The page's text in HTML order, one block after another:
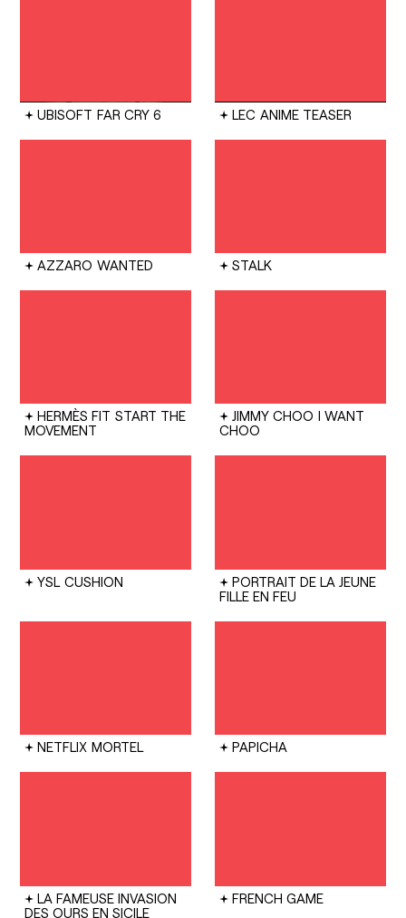
UBISOFT FAR CRY 6 LEC ANIME TEASER
AZZARO WANTED STALK
HERMÈS FIT START THE
MOVEMENT
JIMMY CHOO I WANT
CHOO
YSL CUSHION
PORTRAIT DE LA JEUNE
FILLE EN FEU
NETFLIX MORTEL PAPICHA
LA FAMEUSE INVASION
DES OURS EN SICILE
FRENCH GAME